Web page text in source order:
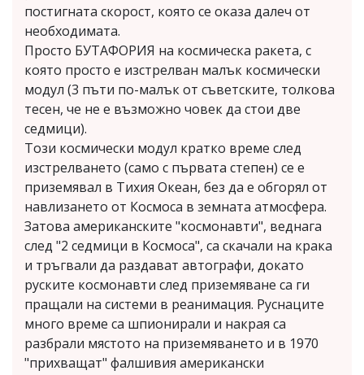
постигната скорост, която се оказа далеч от
необходимата.
Просто БУТАФОРИЯ на космическа ракета, с
която просто е изстрелван малък космически
модул (3 пъти по-малък от съветските, толкова
тесен, че не е възможно човек да стои две
седмици).
Този космически модул кратко време след
изстрелването (само с първата степен) се е
приземявал в Тихия Океан, без да е обгорял от
навлизането от Космоса в земната атмосфера.
Затова американските "космонавти", веднага
след "2 седмици в Космоса", са скачали на крака
и тръгвали да раздават автографи, докато
руските космонавти след приземяване са ги
пращали на системи в реанимация. Руснаците
много време са шпионирали и накрая са
разбрали мястото на приземяването и в 1970
"прихващат" фалшивия американски